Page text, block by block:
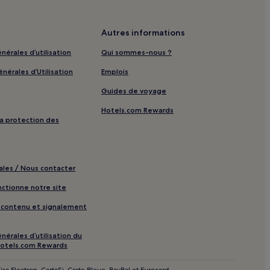
avec parking
avec petit-déjeuner gratuit
LGBTQIA+ friendly
d’utilisation
d’Utilisation
protection des
/ Nous contacter
notre site
et signalement
d’utilisation du
Rewards
Autres informations
Qui sommes-nous ?
Emplois
Guides de voyage
Hotels.com Rewards